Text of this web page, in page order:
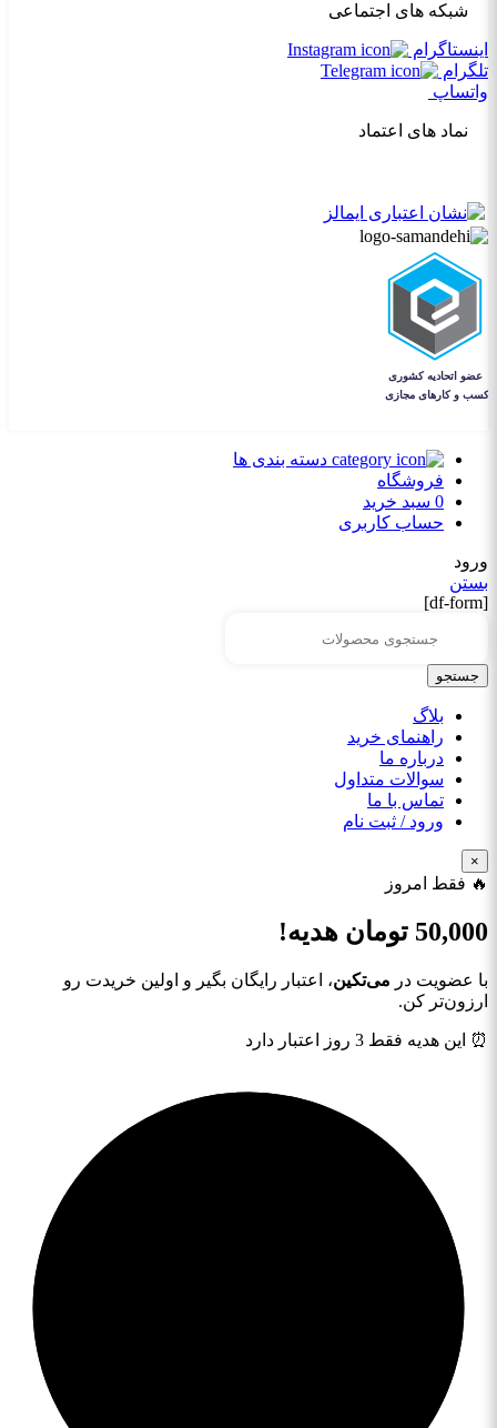
شبکه های اجتماعی
اینستاگرام
تلگرام
واتساپ
نماد های اعتماد
دسته بندی ها
فروشگاه
0 سبد خرید
حساب کاربری
ورود
بستن
[df-form]
جستجو
بلاگ
راهنمای خرید
درباره ما
سوالات متداول
تماس با ما
ورود / ثبت نام
×
🔥 فقط امروز
50,000 تومان هدیه!
با عضویت در می‌تکین، اعتبار رایگان بگیر و اولین خریدت رو
ارزون‌تر کن.
⏰ این هدیه فقط 3 روز اعتبار دارد